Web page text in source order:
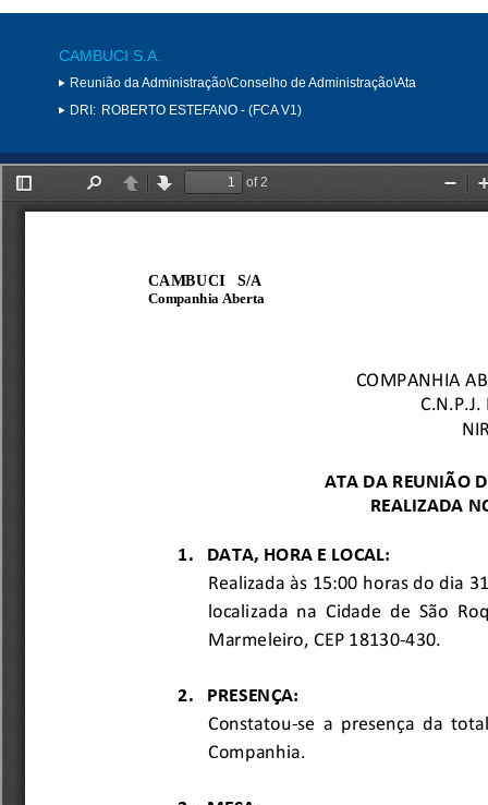
CAMBUCI S.A.
Reunião da Administração\Conselho de Administração\Ata
DRI: ROBERTO ESTEFANO - (FCA V1)